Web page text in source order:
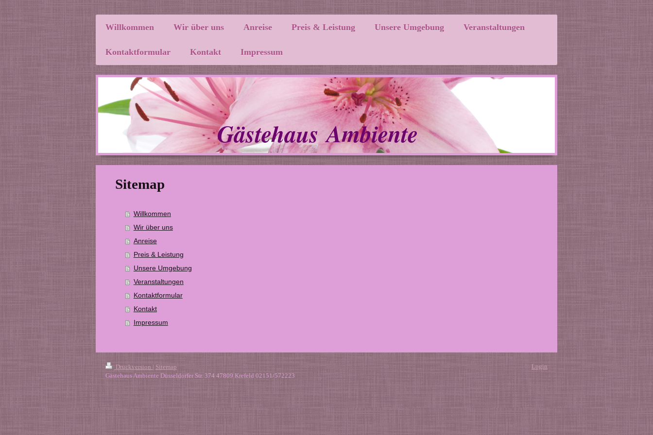
Willkommen Wir über uns Anreise Preis & Leistung Unsere Umgebung Veranstaltungen
Kontaktformular Kontakt Impressum
Gästehaus Ambiente
Sitemap
Willkommen
Wir über uns
Anreise
Preis & Leistung
Unsere Umgebung
Veranstaltungen
Kontaktformular
Kontakt
Impressum
Druckversion | Sitemap
Gästehaus Ambiente Düsseldorfer Str. 374 47809 Krefeld 02151/572223
Login